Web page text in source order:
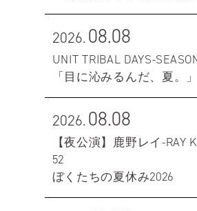
2026.08.08
UNIT TRIBAL DAYS-
「目に沁みるんだ、夏。
2026.08.08
【夜公演】鹿野レイ-RAY
52
ぼくたちの夏休み2026